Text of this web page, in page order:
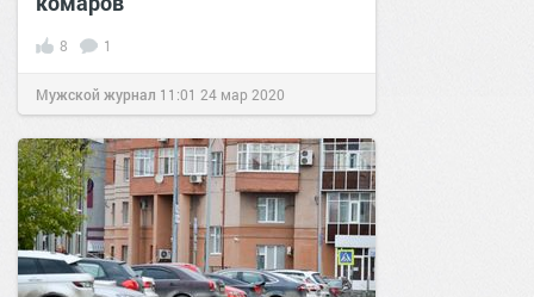
8 1
Мужской журнал 11:01 24 мар 2020